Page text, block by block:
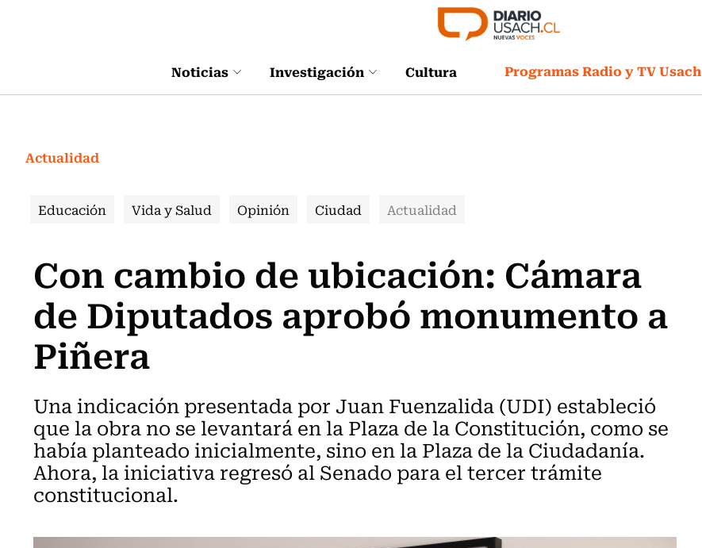
Noticias Investigación Cultura Programas Radio y TV Usach
Actualidad
Educación Vida y Salud Opinión Ciudad Actualidad
Con cambio de ubicación: Cámara
de Diputados aprobó monumento a
Piñera
Una indicación presentada por Juan Fuenzalida (UDI) estableció
que la obra no se levantará en la Plaza de la Constitución, como se
había planteado inicialmente, sino en la Plaza de la Ciudadanía.
Ahora, la iniciativa regresó al Senado para el tercer trámite
constitucional.